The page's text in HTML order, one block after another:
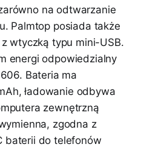
na odtwarzanie
Palmtop posiada także
z wtyczką typu mini-USB.
energi odpowiedzialny
Bateria ma
ładowanie odbywa
zewnętrzną
zgodna z
baterii do telefonów